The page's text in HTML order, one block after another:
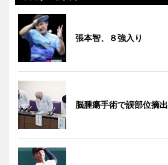
張本智、８強入り
脳腫瘍手術で誤部位摘出